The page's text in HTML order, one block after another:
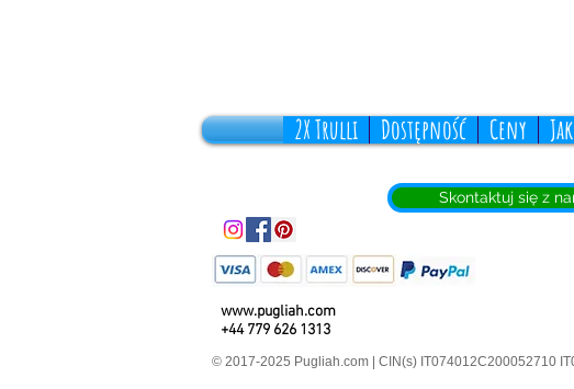
2X Trulli Dostępność Ceny
Skontaktuj się z
www.pugliah.com
+44 779 626 1313
© 2017-2025 Pugliah.com | CIN(s) IT074012C200052710